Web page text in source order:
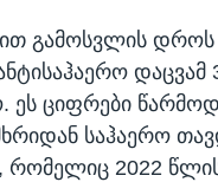
გამოსვლის დროს
ეს ციფრები
საჰაერო
რომელიც 2022